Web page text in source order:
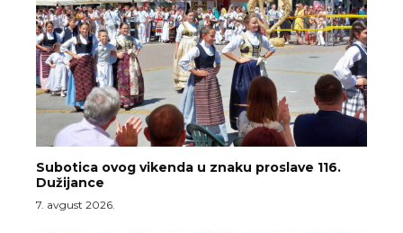
Subotica ovog vikenda u znaku proslave 116.
Dužijance
7. avgust 2026.